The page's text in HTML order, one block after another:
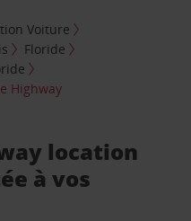
Voiture
Floride
Highway
location
à vos